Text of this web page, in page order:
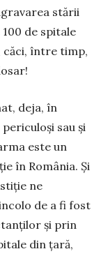
stării
de spitale
căci, între timp,
deja, în
sau și
este un
în România. Și
ne
de a fi fost
și prin
din țară,